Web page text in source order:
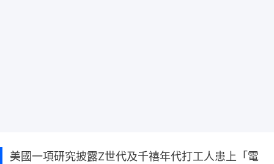
美國一項研究披露Z世代及千禧年代打工人患上「電